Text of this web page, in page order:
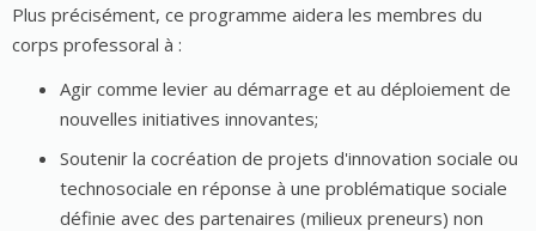
Plus précisément, ce programme aidera les membres du
corps professoral à :
Agir comme levier au démarrage et au déploiement de
nouvelles initiatives innovantes;
Soutenir la cocréation de projets d'innovation sociale ou
technosociale en réponse à une problématique sociale
définie avec des partenaires (milieux preneurs) non